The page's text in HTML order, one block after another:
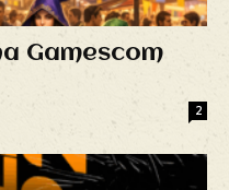
Gamescom
2